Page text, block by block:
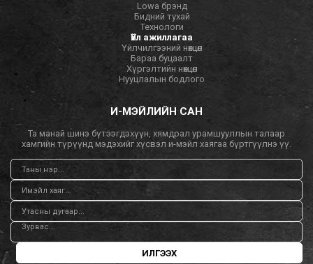
Lowa брэнд
Бидний тухай
Технологи
Үйл ажиллагаа
Үйлчилгээний нөхцөл
Бараа буцаалт
Хүргэлтийн нөхцөл
Нууцлалын бодлого
И-МЭЙЛИЙН САН
Та манай шинэ бүтээгдэхүүн, хямдрал урамшууллын талаар
хамгийн түрүүнд мэдэхийг хүсвэл и-мэйл хаягаа бүртгүүлнэ үү.
ИЛГЭЭХ